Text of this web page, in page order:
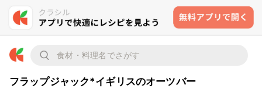
フラップジャック*イギリスのオーツバー